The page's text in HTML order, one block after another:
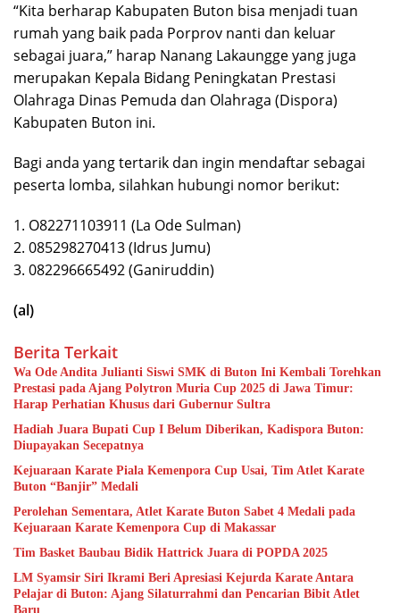
“Kita berharap Kabupaten Buton bisa menjadi tuan
rumah yang baik pada Porprov nanti dan keluar
sebagai juara,” harap Nanang Lakaungge yang juga
merupakan Kepala Bidang Peningkatan Prestasi
Olahraga Dinas Pemuda dan Olahraga (Dispora)
Kabupaten Buton ini.
Bagi anda yang tertarik dan ingin mendaftar sebagai
peserta lomba, silahkan hubungi nomor berikut:
1. O82271103911 (La Ode Sulman)
2. 085298270413 (Idrus Jumu)
3. 082296665492 (Ganiruddin)
(al)
Berita Terkait
Wa Ode Andita Julianti Siswi SMK di Buton Ini Kembali Torehkan
Prestasi pada Ajang Polytron Muria Cup 2025 di Jawa Timur:
Harap Perhatian Khusus dari Gubernur Sultra
Hadiah Juara Bupati Cup I Belum Diberikan, Kadispora Buton:
Diupayakan Secepatnya
Kejuaraan Karate Piala Kemenpora Cup Usai, Tim Atlet Karate
Buton “Banjir” Medali
Perolehan Sementara, Atlet Karate Buton Sabet 4 Medali pada
Kejuaraan Karate Kemenpora Cup di Makassar
Tim Basket Baubau Bidik Hattrick Juara di POPDA 2025
LM Syamsir Siri Ikrami Beri Apresiasi Kejurda Karate Antara
Pelajar di Buton: Ajang Silaturrahmi dan Pencarian Bibit Atlet
Baru